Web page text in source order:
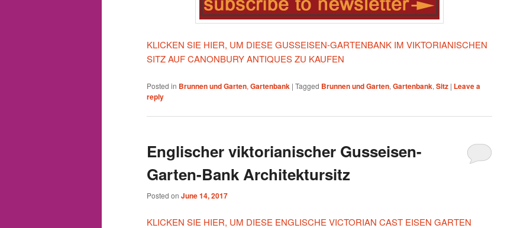
KLICKEN SIE HIER, UM DIESE GUSSEISEN-GARTENBANK IM VIKTORIANISCHEN
SITZ AUF CANONBURY ANTIQUES ZU KAUFEN
Posted in Brunnen und Garten, Gartenbank | Tagged Brunnen und Garten, Gartenbank, Sitz | Leave a
reply
Englischer viktorianischer Gusseisen-
Garten-Bank Architektursitz
Posted on June 14, 2017
KLICKEN SIE HIER, UM DIESE ENGLISCHE VICTORIAN CAST EISEN GARTEN